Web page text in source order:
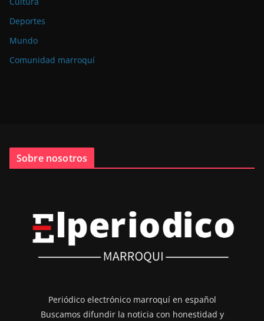
Deportes
Mundo
Comunidad marroquí
Sobre nosotros
Periódico electrónico marroquí en español
Buscamos difundir la noticia con honestidad y